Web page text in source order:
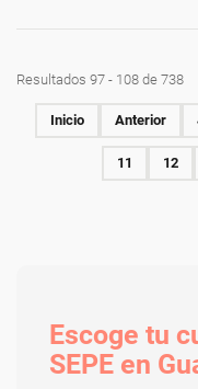
Resultados 97 - 108 de 738
Inicio Anterior
11 12
Escoge tu
SEPE en